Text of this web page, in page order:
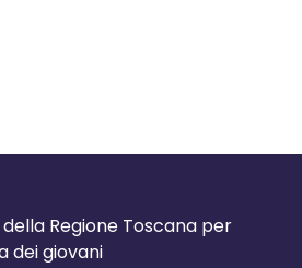
Regione Toscana per
dei giovani